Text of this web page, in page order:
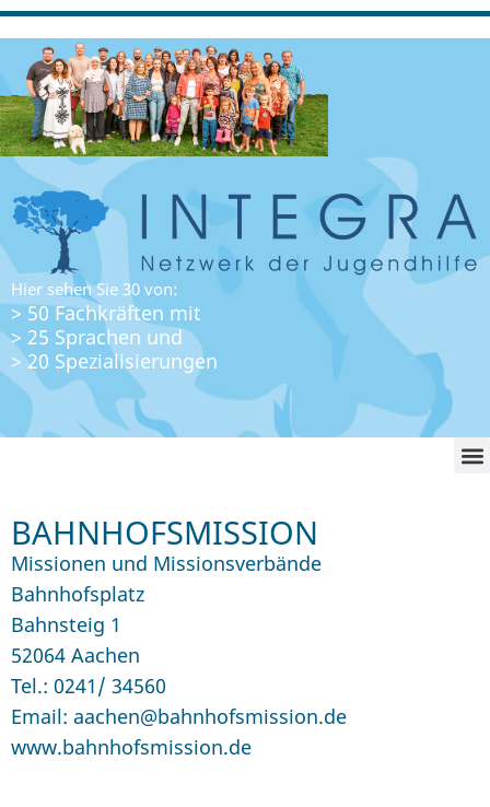
Hier sehen Sie 30 von:
> 50 Fachkräften mit
> 25 Sprachen und
> 20 Spezialisierungen
BAHNHOFSMISSION
Missionen und Missionsverbände
Bahnhofsplatz
Bahnsteig 1
52064 Aachen
Tel.: 0241/ 34560
Email: aachen@bahnhofsmission.de
www.bahnhofsmission.de